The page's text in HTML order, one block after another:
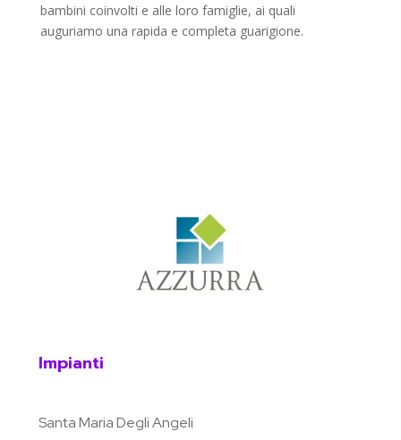
bambini coinvolti e alle loro famiglie, ai quali
auguriamo una rapida e completa guarigione.
Impianti
Santa Maria Degli Angeli